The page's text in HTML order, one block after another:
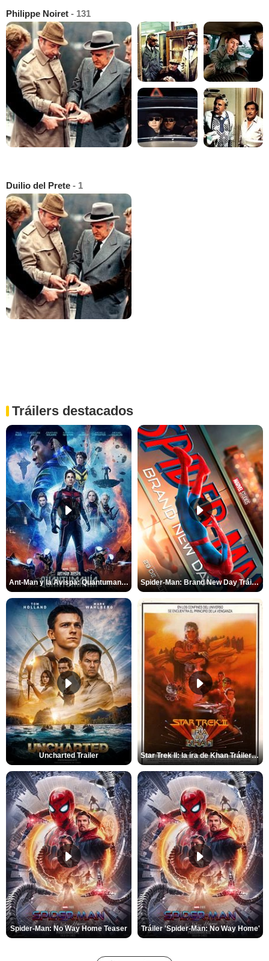
Philippe Noiret - 131
Duilio del Prete - 1
Tráilers destacados
Ant-Man y la Avispa: Quantumanía Tráiler (2) Spider-Man: Brand New Day Tráiler (3)
Uncharted Trailer Star Trek II: la ira de Khan Tráiler VO
Spider-Man: No Way Home Teaser Tráiler 'Spider-Man: No Way Home'